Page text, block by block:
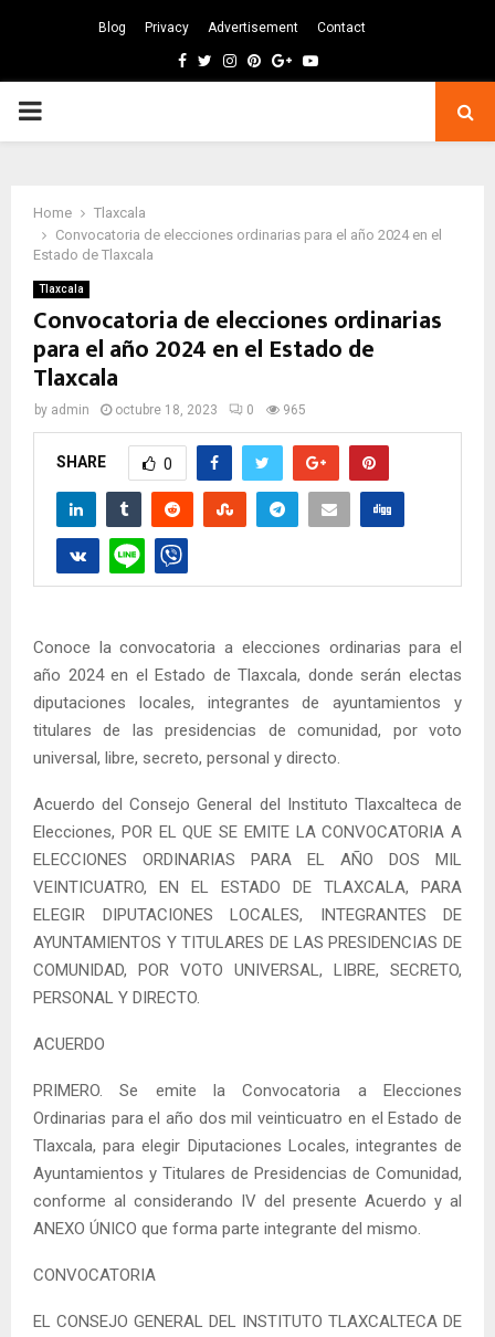
Blog Privacy Advertisement Contact
Facebook
TwitterInstagram
Pinterest
GoogleYoutube
PRIMARY
Home
Tlaxcala
Convocatoria de elecciones ordinarias para el año 2024 en el
Estado de Tlaxcala
Tlaxcala
Convocatoria de elecciones ordinarias
para el año 2024 en el Estado de
Tlaxcala
by admin octubre 18, 2023 0 965
SHARE 0
Conoce la convocatoria a elecciones ordinarias para el
año 2024 en el Estado de Tlaxcala, donde serán electas
diputaciones locales, integrantes de ayuntamientos y
titulares de las presidencias de comunidad, por voto
universal, libre, secreto, personal y directo.
Acuerdo del Consejo General del Instituto Tlaxcalteca de
Elecciones, POR EL QUE SE EMITE LA CONVOCATORIA A
ELECCIONES ORDINARIAS PARA EL AÑO DOS MIL
VEINTICUATRO, EN EL ESTADO DE TLAXCALA, PARA
ELEGIR DIPUTACIONES LOCALES, INTEGRANTES DE
AYUNTAMIENTOS Y TITULARES DE LAS PRESIDENCIAS DE
COMUNIDAD, POR VOTO UNIVERSAL, LIBRE, SECRETO,
PERSONAL Y DIRECTO.
ACUERDO
PRIMERO. Se emite la Convocatoria a Elecciones
Ordinarias para el año dos mil veinticuatro en el Estado de
Tlaxcala, para elegir Diputaciones Locales, integrantes de
Ayuntamientos y Titulares de Presidencias de Comunidad,
conforme al considerando IV del presente Acuerdo y al
ANEXO ÚNICO que forma parte integrante del mismo.
CONVOCATORIA
EL CONSEJO GENERAL DEL INSTITUTO TLAXCALTECA DE